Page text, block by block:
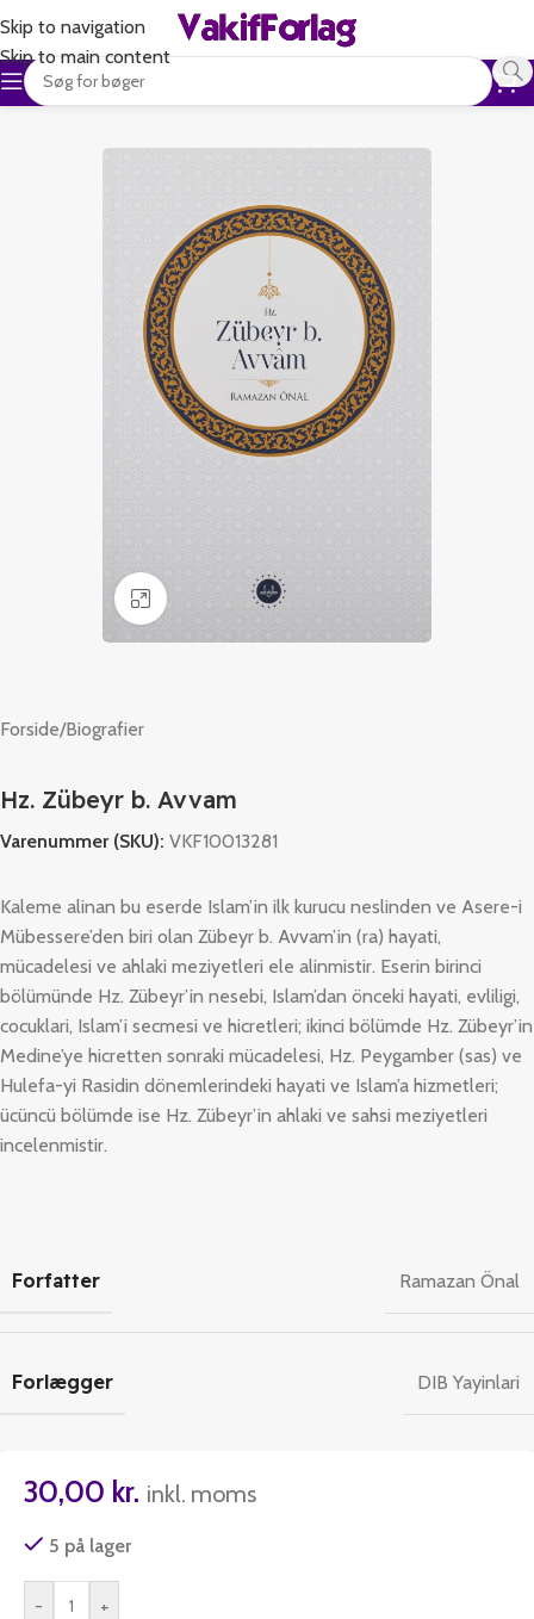
Skip to navigation
Skip to main content
Klik for at forstørre
Forside/Biografier
Hz. Zübeyr b. Avvam
Varenummer (SKU): VKF10013281
Kaleme alinan bu eserde Islam’in ilk kurucu neslinden ve Asere-i
Mübessere’den biri olan Zübeyr b. Avvam’in (ra) hayati,
mücadelesi ve ahlaki meziyetleri ele alinmistir. Eserin birinci
bölümünde Hz. Zübeyr’in nesebi, Islam’dan önceki hayati, evliligi,
cocuklari, Islam’i secmesi ve hicretleri; ikinci bölümde Hz. Zübeyr’in
Medine’ye hicretten sonraki mücadelesi, Hz. Peygamber (sas) ve
Hulefa-yi Rasidin dönemlerindeki hayati ve Islam’a hizmetleri;
ücüncü bölümde ise Hz. Zübeyr’in ahlaki ve sahsi meziyetleri
incelenmistir.
Forfatter Ramazan Önal
Forlægger DIB Yayinlari
30,00 kr. inkl. moms
5 på lager
- +